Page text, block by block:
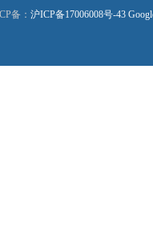
备： 沪ICP备17006008号-43